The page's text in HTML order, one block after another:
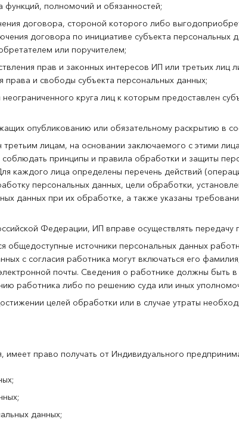
полномочий и обязанностей;
договора, стороной которого либо
договора по инициативе субъекта
или поручителем;
прав и законных интересов ИП или третьих лиц
и свободы субъекта персональных данных;
круга лиц к которым предоставлен
опубликованию или обязательному раскрытию в
лицам, на основании заключаемого с этими
принципы и правила обработки и защиты
лица определены перечень действий
персональных данных, цели обработки,
данных при их обработке, а также указаны
Федерации, ИП вправе осуществлять передачу
общедоступные источники персональных данных
с согласия работника могут включаться его
почты. Сведения о работнике должны быть
работника либо по решению суда или иных
целей обработки или в случае утраты
право получать от Индивидуального
данных;